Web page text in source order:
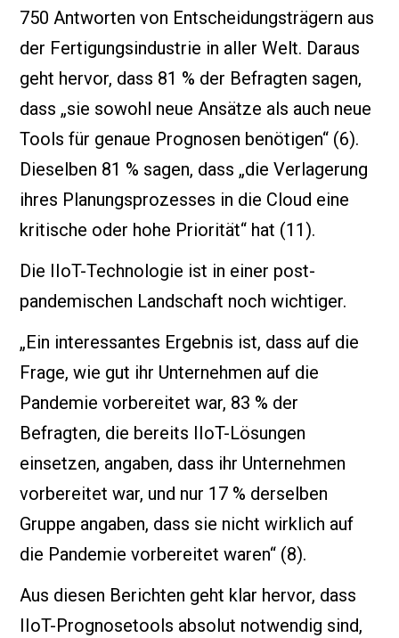
750 Antworten von Entscheidungsträgern aus
der Fertigungsindustrie in aller Welt. Daraus
geht hervor, dass 81 % der Befragten sagen,
dass „sie sowohl neue Ansätze als auch neue
Tools für genaue Prognosen benötigen“ (6).
Dieselben 81 % sagen, dass „die Verlagerung
ihres Planungsprozesses in die Cloud eine
kritische oder hohe Priorität“ hat (11).
Die IIoT-Technologie ist in einer post-
pandemischen Landschaft noch wichtiger.
„Ein interessantes Ergebnis ist, dass auf die
Frage, wie gut ihr Unternehmen auf die
Pandemie vorbereitet war, 83 % der
Befragten, die bereits IIoT-Lösungen
einsetzen, angaben, dass ihr Unternehmen
vorbereitet war, und nur 17 % derselben
Gruppe angaben, dass sie nicht wirklich auf
die Pandemie vorbereitet waren“ (8).
Aus diesen Berichten geht klar hervor, dass
IIoT-Prognosetools absolut notwendig sind,